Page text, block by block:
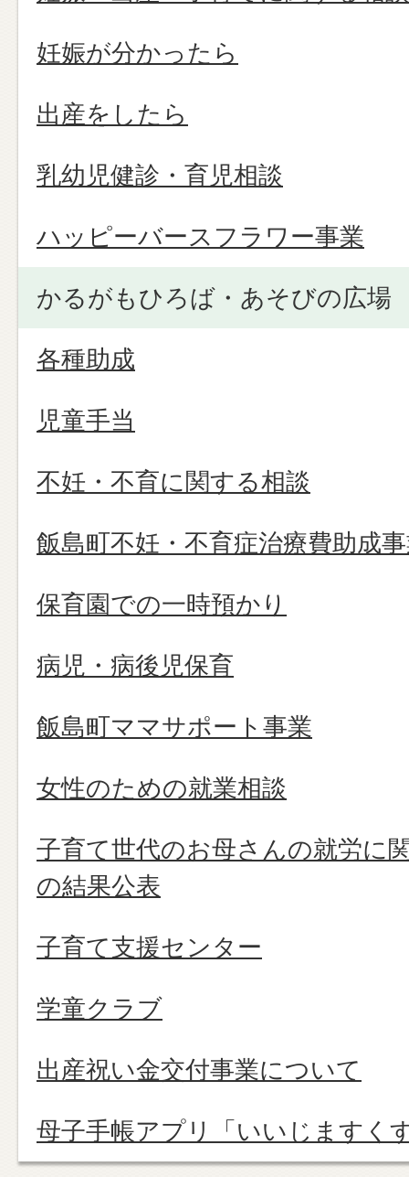
妊娠が分かったら
出産をしたら
乳幼児健診・育児相談
ハッピーバースフラワー事業
かるがもひろば・あそびの広場
各種助成
児童手当
不妊・不育に関する相談
飯島町不妊・不育症治療費助成
保育園での一時預かり
病児・病後児保育
飯島町ママサポート事業
女性のための就業相談
子育て世代のお母さんの就労に
の結果公表
子育て支援センター
学童クラブ
出産祝い金交付事業について
母子手帳アプリ「いいじますく